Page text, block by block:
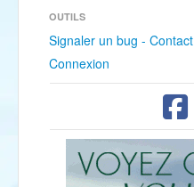
OUTILS
Signaler un bug - Contact
Connexion